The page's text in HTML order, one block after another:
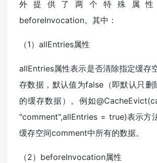
外提供了两个特殊属性
beforeInvocation。其中：
（1）allEntries属性
allEntries属性表示是否清除指定缓存
存数据，默认值为false（即默认只删
的缓存数据）。例如
"comment",allEntries = true)表示方
缓存空间comment中所有的数据。
（2）beforeInvocation属性